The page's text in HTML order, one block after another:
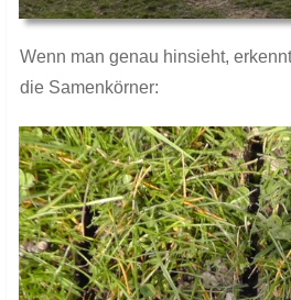
​Wenn man genau hinsieht,
die Samenkörner: